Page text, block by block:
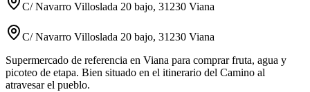
C/ Navarro Villoslada 20 bajo, 31230 Viana
C/ Navarro Villoslada 20 bajo, 31230 Viana
Supermercado de referencia en Viana para comprar fruta, agua y
picoteo de etapa. Bien situado en el itinerario del Camino al
atravesar el pueblo.